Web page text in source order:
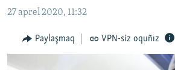
Qıdıruvğa
qaytmaq
MEDENİYET
İNSAN AQLARI
27 aprel 2020, 11:32
Paylaşmaq VPN-siz oquñız